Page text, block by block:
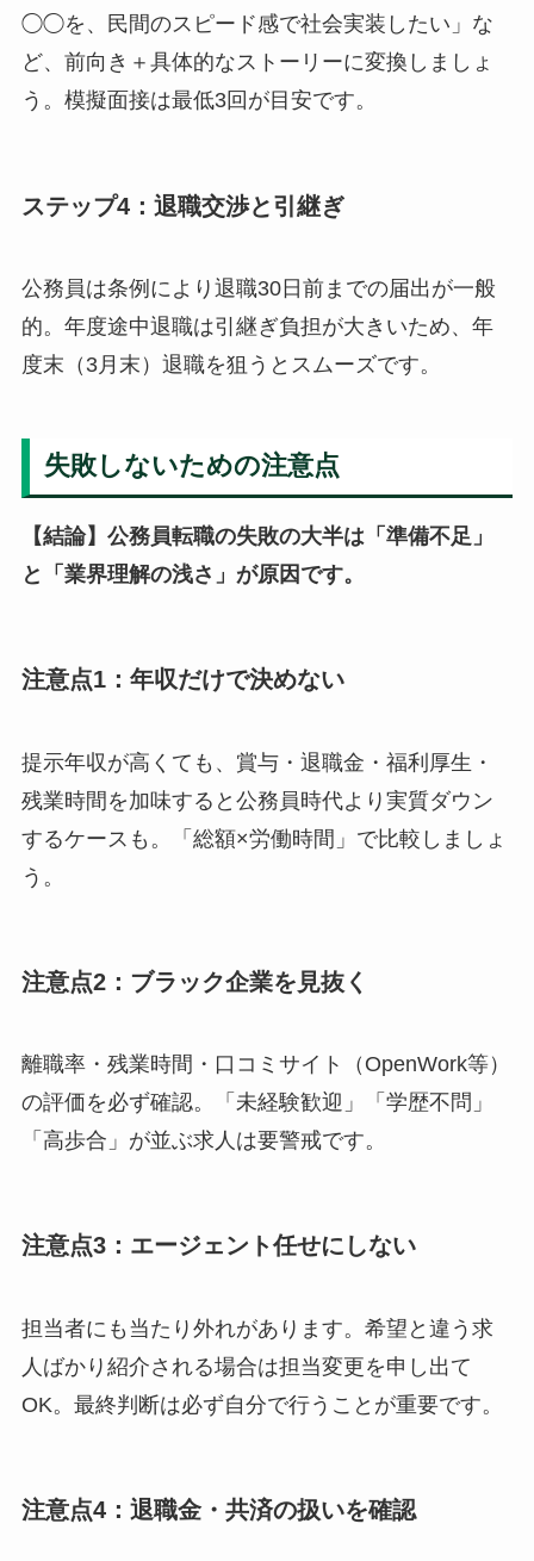
◯◯を、民間のスピード感で社会実装したい」な
ど、前向き＋具体的なストーリーに変換しましょ
う。模擬面接は最低3回が目安です。
ステップ4：退職交渉と引継ぎ
公務員は条例により退職30日前までの届出が一般
的。年度途中退職は引継ぎ負担が大きいため、年
度末（3月末）退職を狙うとスムーズです。
失敗しないための注意点
【結論】公務員転職の失敗の大半は「準備不足」
と「業界理解の浅さ」が原因です。
注意点1：年収だけで決めない
提示年収が高くても、賞与・退職金・福利厚生・
残業時間を加味すると公務員時代より実質ダウン
するケースも。「総額×労働時間」で比較しましょ
う。
注意点2：ブラック企業を見抜く
離職率・残業時間・口コミサイト（OpenWork等）
の評価を必ず確認。「未経験歓迎」「学歴不問」
「高歩合」が並ぶ求人は要警戒です。
注意点3：エージェント任せにしない
担当者にも当たり外れがあります。希望と違う求
人ばかり紹介される場合は担当変更を申し出て
OK。最終判断は必ず自分で行うことが重要です。
注意点4：退職金・共済の扱いを確認